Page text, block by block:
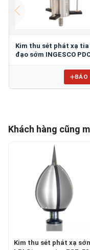
Kim thu sét phát xạ
đạo sớm INGESCO
BÁO
Khách hàng cũng
Kim thu sét phát xạ